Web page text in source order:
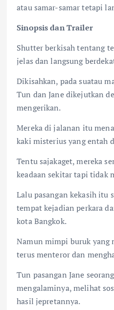
atau samar-samar tetapi
Sinopsis dan Trailer
Shutter berkisah tentang
jelas dan langsung
Dikisahkan, pada suatau
Tun dan Jane dikejutkan
mengerikan.
Mereka di jalanan itu
kaki misterius yang entah
Tentu sajakaget, mereka
keadaan sekitar tapi tidak
Lalu pasangan kekasih itu
tempat kejadian perkara
kota Bangkok.
Namun mimpi buruk yang
terus menteror dan
Tun pasangan Jane
mengalaminya, melihat
hasil jepretannya.